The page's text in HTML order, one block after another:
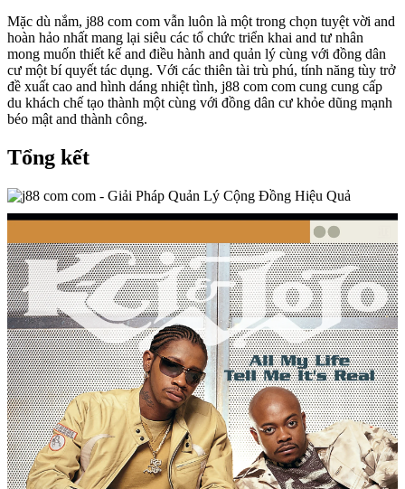
Mặc dù nắm, j88 com com vẫn luôn là một trong chọn tuyệt vời and
hoàn hảo nhất mang lại siêu các tổ chức triển khai and tư nhân
mong muốn thiết kế and điều hành and quản lý cùng với đồng dân
cư một bí quyết tác dụng. Với các thiên tài trù phú, tính năng tùy trở
đề xuất cao and hình dáng nhiệt tình, j88 com com cung cung cấp
du khách chế tạo thành một cùng với đồng dân cư khỏe dũng mạnh
béo mật and thành công.
Tổng kết